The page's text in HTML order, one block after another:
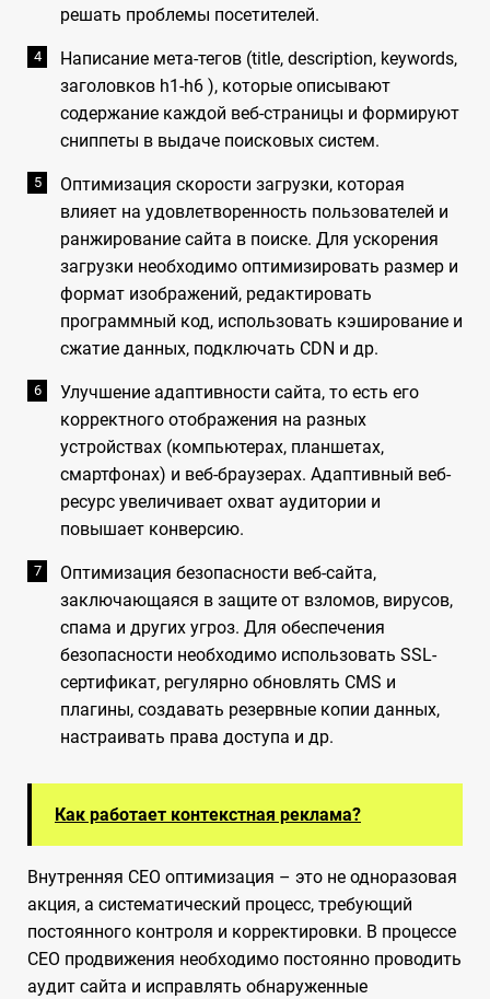
решать проблемы посетителей.
Написание мета-тегов (title, description, keywords,
заголовков h1-h6 ), которые описывают
содержание каждой веб-страницы и формируют
сниппеты в выдаче поисковых систем.
Оптимизация скорости загрузки, которая
влияет на удовлетворенность пользователей и
ранжирование сайта в поиске. Для ускорения
загрузки необходимо оптимизировать размер и
формат изображений, редактировать
программный код, использовать кэширование и
сжатие данных, подключать CDN и др.
Улучшение адаптивности сайта, то есть его
корректного отображения на разных
устройствах (компьютерах, планшетах,
смартфонах) и веб-браузерах. Адаптивный веб-
ресурс увеличивает охват аудитории и
повышает конверсию.
Оптимизация безопасности веб-сайта,
заключающаяся в защите от взломов, вирусов,
спама и других угроз. Для обеспечения
безопасности необходимо использовать SSL-
сертификат, регулярно обновлять CMS и
плагины, создавать резервные копии данных,
настраивать права доступа и др.
Как работает контекстная реклама?
Внутренняя СЕО оптимизация – это не одноразовая
акция, а систематический процесс, требующий
постоянного контроля и корректировки. В процессе
СЕО продвижения необходимо постоянно проводить
аудит сайта и исправлять обнаруженные